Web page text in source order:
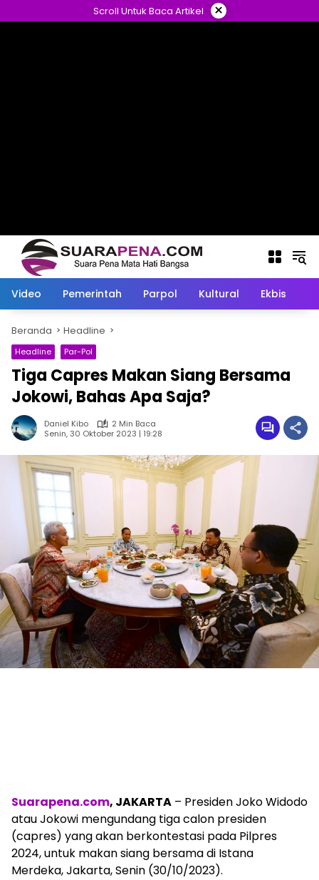
ke
Scroll Untuk Baca Artikel ×
Video Pemerintah Parpol Kultural Ekbis
Beranda Headline
Headline Par-Pol
Tiga Capres Makan Siang Bersama
Jokowi, Bahas Apa Saja?
Daniel Kibo
2 Min Baca
Senin, 30 Oktober 2023 | 19:28
Suarapena.com, JAKARTA – Presiden Joko Widodo
atau Jokowi mengundang tiga calon presiden
(capres) yang akan berkontestasi pada Pilpres
2024, untuk makan siang bersama di Istana
Merdeka, Jakarta, Senin (30/10/2023).